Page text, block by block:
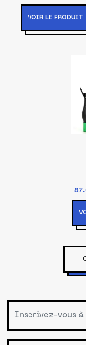
VOIR LE PRODUIT